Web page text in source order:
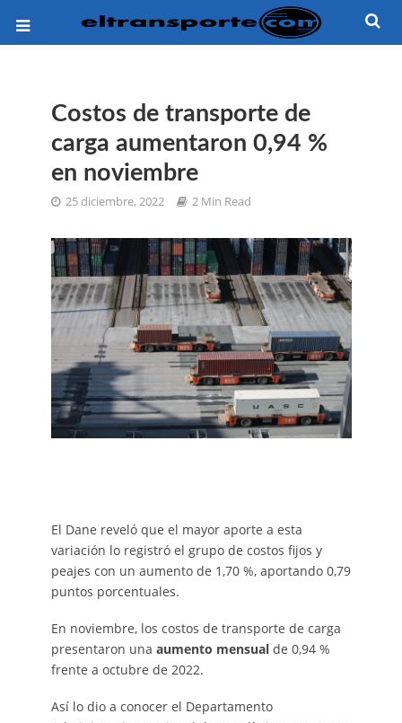
Costos de transporte de
carga aumentaron 0,94 %
en noviembre
25 diciembre, 2022 2 Min Read
El Dane reveló que el mayor aporte a esta
variación lo registró el grupo de costos fijos y
peajes con un aumento de 1,70 %, aportando 0,79
puntos porcentuales.
En noviembre, los costos de transporte de carga
presentaron una aumento mensual de 0,94 %
frente a octubre de 2022.
Así lo dio a conocer el Departamento